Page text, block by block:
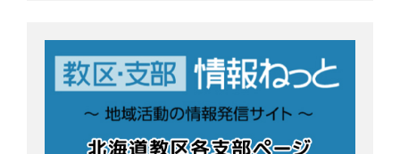
札幌北西 札幌東
札幌白豊 渡島
災救通信 空知
紋別 網走 苫小牧